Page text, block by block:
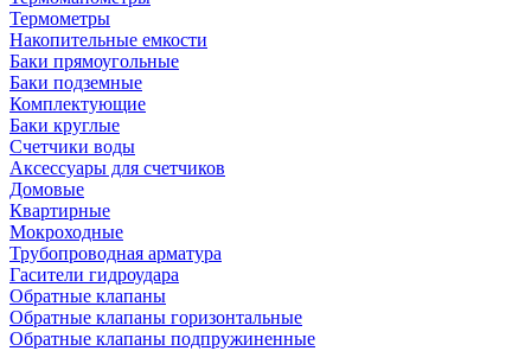
Термометры
Накопительные емкости
Баки прямоугольные
Баки подземные
Комплектующие
Баки круглые
Счетчики воды
Аксессуары для счетчиков
Домовые
Квартирные
Мокроходные
Трубопроводная арматура
Гасители гидроудара
Обратные клапаны
Обратные клапаны горизонтальные
Обратные клапаны подпружиненные